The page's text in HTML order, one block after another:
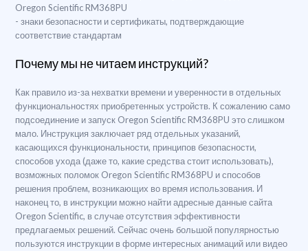
Oregon Scientific RM368PU
- знаки безопасности и сертификаты, подтверждающие
соответствие стандартам
Почему мы не читаем инструкций?
Как правило из-за нехватки времени и уверенности в отдельных
функциональностях приобретенных устройств. К сожалению само
подсоединение и запуск Oregon Scientific RM368PU это слишком
мало. Инструкция заключает ряд отдельных указаний,
касающихся функциональности, принципов безопасности,
способов ухода (даже то, какие средства стоит использовать),
возможных поломок Oregon Scientific RM368PU и способов
решения проблем, возникающих во время использования. И
наконец то, в инструкции можно найти адресные данные сайта
Oregon Scientific, в случае отсутствия эффективности
предлагаемых решений. Сейчас очень большой популярностью
пользуются инструкции в форме интересных анимаций или видео